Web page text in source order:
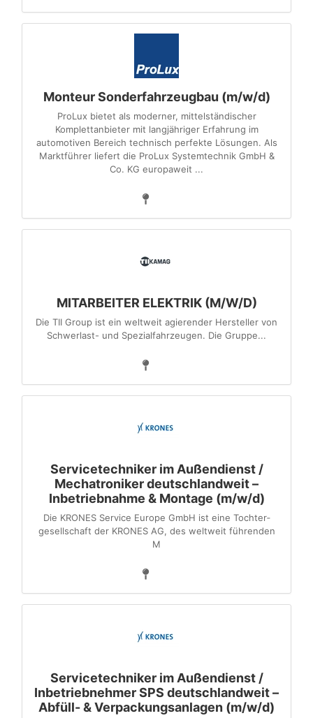
Monteur Sonderfahrzeugbau (m/w/d)
ProLux bietet als moderner, mittelständischer
Komplettanbieter mit langjähriger Erfahrung im
automotiven Bereich technisch perfekte Lösungen. Als
Marktführer liefert die ProLux Systemtechnik GmbH &
Co. KG europaweit ...
MITARBEITER ELEKTRIK (M/W/D)
Die TII Group ist ein weltweit agierender Hersteller von
Schwerlast- und Spezialfahrzeugen. Die Gruppe...
Servicetechniker im Außendienst /
Mechatroniker deutschlandweit –
Inbetriebnahme & Montage (m/w/d)
Die KRONES Service Europe GmbH ist eine Tochter­
gesellschaft der KRONES AG, des weltweit führenden
M
Servicetechniker im Außendienst /
Inbetriebnehmer SPS deutschlandweit –
Abfüll- & Verpackungsanlagen (m/w/d)